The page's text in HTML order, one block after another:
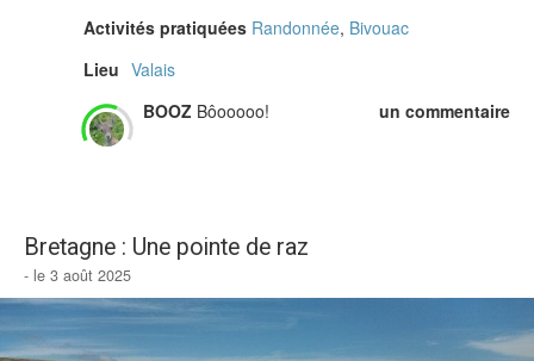
Activités pratiquées Randonnée, Bivouac
Lieu Valais
BOOZ Bôooooo! un commentaire
Bretagne : Une pointe de raz
- le 3 août 2025